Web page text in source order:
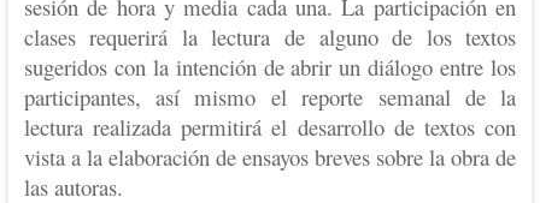
sesión de hora y media cada una. La participación en
clases requerirá la lectura de alguno de los textos
sugeridos con la intención de abrir un diálogo entre los
participantes, así mismo el reporte semanal de la
lectura realizada permitirá el desarrollo de textos con
vista a la elaboración de ensayos breves sobre la obra de
las autoras.